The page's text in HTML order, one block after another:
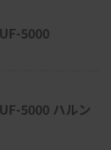
5000
5000 ハルン